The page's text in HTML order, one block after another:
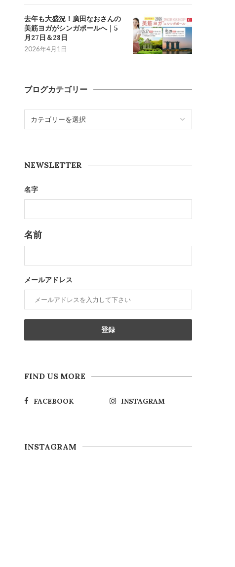
去年も大盛況！廣田なおさんの
美筋ヨガがシンガポールへ｜5
月27日＆28日
2026年4月1日
ブログカテゴリー
NEWSLETTER
名字
名前
メールアドレス
FIND US MORE
FACEBOOK INSTAGRAM
INSTAGRAM